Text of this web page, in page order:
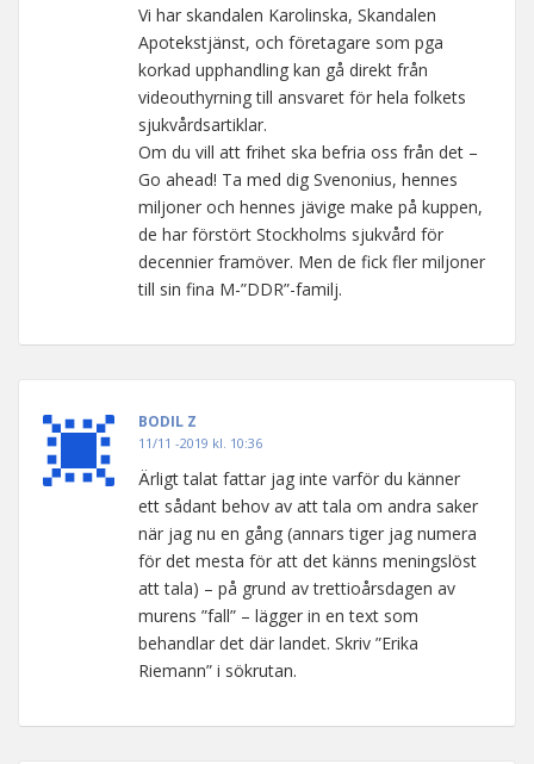
Vi har skandalen Karolinska, Skandalen
Apotekstjänst, och företagare som pga
korkad upphandling kan gå direkt från
videouthyrning till ansvaret för hela folkets
sjukvårdsartiklar.
Om du vill att frihet ska befria oss från det –
Go ahead! Ta med dig Svenonius, hennes
miljoner och hennes jävige make på kuppen,
de har förstört Stockholms sjukvård för
decennier framöver. Men de fick fler miljoner
till sin fina M-”DDR”-familj.
BODIL Z
11/11 -2019 kl. 10:36
Ärligt talat fattar jag inte varför du känner
ett sådant behov av att tala om andra saker
när jag nu en gång (annars tiger jag numera
för det mesta för att det känns meningslöst
att tala) – på grund av trettioårsdagen av
murens ”fall” – lägger in en text som
behandlar det där landet. Skriv ”Erika
Riemann” i sökrutan.